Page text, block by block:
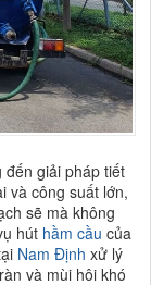
giải pháp tiết
và công suất lớn,
sẽ mà không
hút hầm cầu của
Nam Định xử lý
và mùi hôi khó